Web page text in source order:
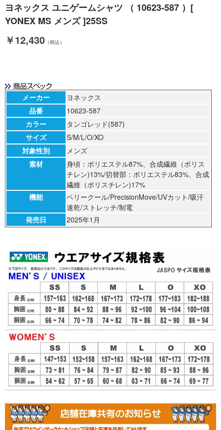
ヨネックス ユニゲームシャツ （ 10623-587 ）[
YONEX MS メンズ ]25SS
￥12,430 （税込）
メーカー
ヨネックス
品番
10623-587
カラー
タンゴレッド(587)
サイズ
S/M/L/O/XO
対象性別
メンズ
素材
身頃：ポリエステル87%、合成繊維（ポリス
チレン)13%/切替部：ポリエステル83%、合成
繊維（ポリスチレン)17%
機能
ベリークール/PrecisionMove/UVカット/吸汗
速乾/ストレッチ/制電
発売日
2025年1月